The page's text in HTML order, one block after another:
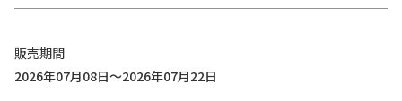
販売期間
2026年07月08日～2026年07月22日